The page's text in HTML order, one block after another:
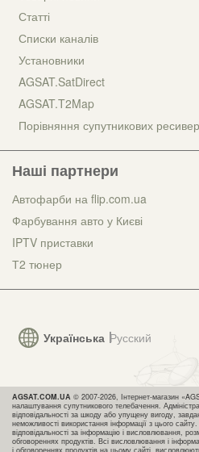
Українська Русский
Статті
Списки каналів
Установники
AGSAT.SatDirect
AGSAT.T2Map
Порівняння супутникових
Наші партнери
Автофарби на flip.com.ua
Фарбування авто у Києві
IPTV приставки
Т2 тюнер
AGSAT.COM.UA © 2007-2026, Інтернет-магазин
налаштування супутникового телебачення.
відповідальності за шкоду або упущену вигоду,
неможливості використання інформації з цього
відповідальності за інформацію і висловлювання,
обговореннях продуктів. Всі висловлювання і